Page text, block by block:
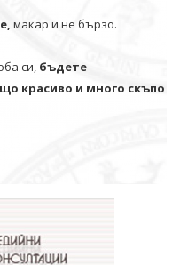
макар и не бързо.
си, бъдете
красиво и много скъпо